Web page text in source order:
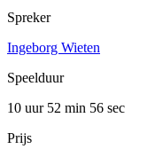
Spreker
Ingeborg Wieten
Speelduur
10 uur 52 min 56 sec
Prijs